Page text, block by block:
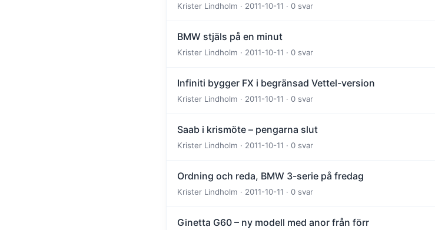
Krister Lindholm · 2011-10-11 · 0 svar
BMW stjäls på en minut
Krister Lindholm · 2011-10-11 · 0 svar
Infiniti bygger FX i begränsad Vettel-version
Krister Lindholm · 2011-10-11 · 0 svar
Saab i krismöte – pengarna slut
Krister Lindholm · 2011-10-11 · 0 svar
Ordning och reda, BMW 3-serie på fredag
Krister Lindholm · 2011-10-11 · 0 svar
Ginetta G60 – ny modell med anor från förr